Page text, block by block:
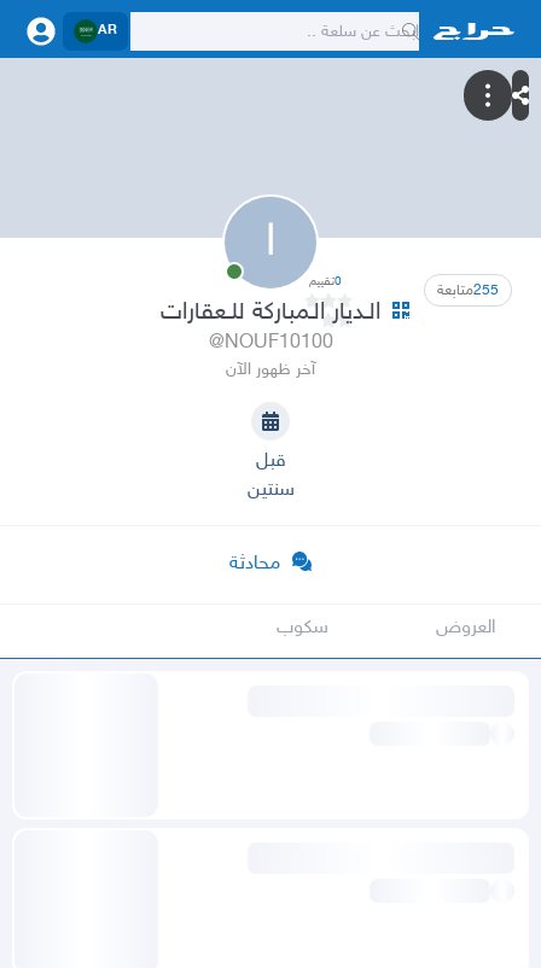
AR
ا
255متابعة 0تقييم
الـديار الـمباركة للـعقارات
@NOUF10100
آخر ظهور الآن
قبل
سنتين
محادثة
العروض سكوب